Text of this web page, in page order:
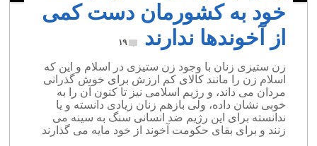
خود به کشورمان دست کمی
از آخوندها ندارند
۱۹
زن ستیزی زنان با وجود زن ستیزی در اسلام و این که
اسلام زن را مانند کالای کم ارزش برای خوش گذرانی
مردان می داند، و رژیم اسلامی نیز تا کنون آن را به
خوبی نشان داده، ولی بازهم زنان زیادی دانسته و یا
ندانسته برای این رژیم ضد انسانی سنگ به سینه می
زنند و برای بقای حکومت آخوند از خود مایه می گذارند